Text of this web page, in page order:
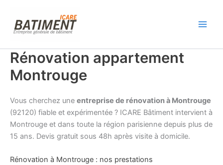
contenu
Rénovation appartement
Montrouge
Vous cherchez une entreprise de rénovation à Montrouge
(92120) fiable et expérimentée ? ICARE Bâtiment intervient à
Montrouge et dans toute la région parisienne depuis plus de
15 ans. Devis gratuit sous 48h après visite à domicile.
Rénovation à Montrouge : nos prestations